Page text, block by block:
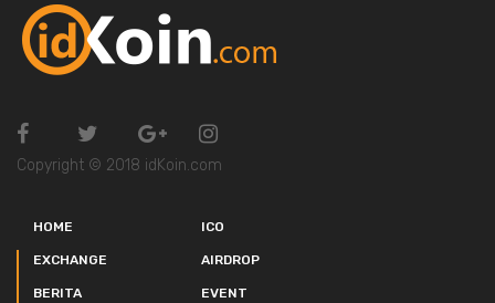
Copyright © 2018 idKoin.com
HOME ICO
EXCHANGE AIRDROP
BERITA EVENT